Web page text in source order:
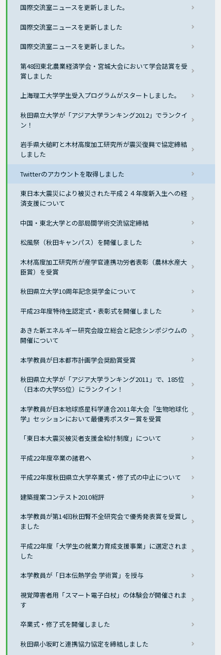
国際交流室ニュースを更新しました。
国際交流室ニュースを更新しました
国際交流室ニュースを更新しました。
第48回東北農業経済学会・宮城大会において学会誌賞を受
賞しました
上海理工大学学生受入プログラムがスタートしました。
秋田県立大学が「アジア大学ランキング2012」でランクイ
ン！
岩手県大槌町と木材高度加工研究所が震災復興で協定締結
しました
Twitterのアカウントを取得しました
東日本大震災により被災された平成２４年度新入生への経
済支援について
中国・東北大学との部局間学術交流協定締結
松風祭（秋田キャンパス）を開催しました
木材高度加工研究所が産学官連携功労者表彰（農林水産大
臣賞）を受賞
秋田県立大学10周年記念奨学金について
平成23年度特待生認定式・表彰式を開催しました
あきた新エネルギー研究会設立総会と記念シンポジウムの
開催について
本学教員が日本都市計画学会奨励賞受賞
秋田県立大学が「アジア大学ランキング2011」で、185位
（日本の大学55位）にランクイン！
本学教員が日本地球惑星科学連合2011年大会『生物地球化
学』セッションにおいて最優秀ポスター賞を受賞
「東日本大震災被災者支援金給付制度」について
平成22年度卒業の諸君へ
平成22年度秋田県立大学卒業式・修了式の中止について
建築提案コンテスト2010総評
本学教員が第14回秋田腎不全研究会で優秀発表賞を受賞し
ました
平成22年度「大学生の就業力育成支援事業」に選定されま
した
本学教員が「日本伝熱学会 学術賞」を授与
視覚障害者用「スマート電子白杖」の体験会が開催されま
す
卒業式・修了式を開催しました
秋田県小坂町と連携協力協定を締結しました